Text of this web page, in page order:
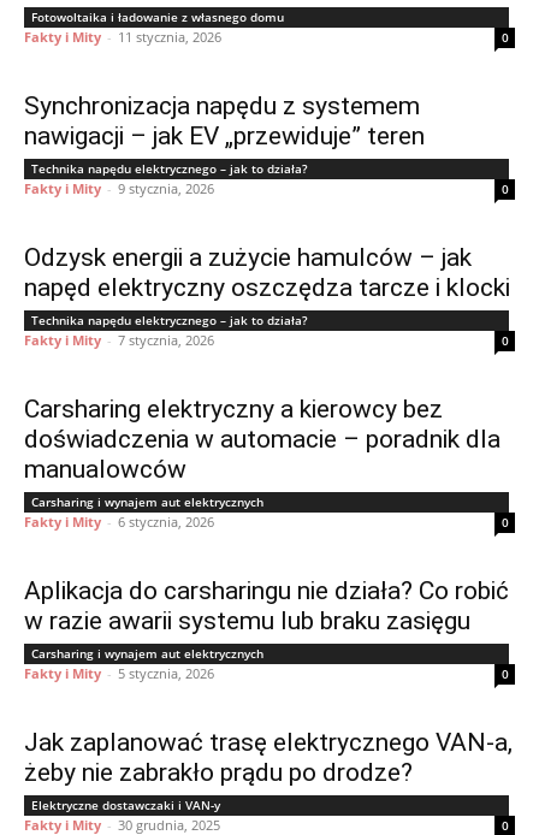
Fotowoltaika i ładowanie z własnego domu
Fakty i Mity - 11 stycznia, 2026 0
Synchronizacja napędu z systemem
nawigacji – jak EV „przewiduje” teren
Technika napędu elektrycznego – jak to działa?
Fakty i Mity - 9 stycznia, 2026 0
Odzysk energii a zużycie hamulców – jak
napęd elektryczny oszczędza tarcze i klocki
Technika napędu elektrycznego – jak to działa?
Fakty i Mity - 7 stycznia, 2026 0
Carsharing elektryczny a kierowcy bez
doświadczenia w automacie – poradnik dla
manualowców
Carsharing i wynajem aut elektrycznych
Fakty i Mity - 6 stycznia, 2026 0
Aplikacja do carsharingu nie działa? Co robić
w razie awarii systemu lub braku zasięgu
Carsharing i wynajem aut elektrycznych
Fakty i Mity - 5 stycznia, 2026 0
Jak zaplanować trasę elektrycznego VAN-a,
żeby nie zabrakło prądu po drodze?
Elektryczne dostawczaki i VAN-y
Fakty i Mity - 30 grudnia, 2025 0